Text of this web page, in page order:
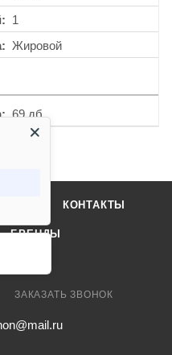
1
Жировой
69 дб
КОНТАКТЫ
БРЕНДЫ
ЗАКАЗАТЬ ЗВОНОК